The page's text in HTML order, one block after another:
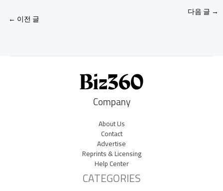
← 이전 글
다음 글 →
Company
About Us
Contact
Advertise
Reprints & Licensing
Help Center
CATEGORIES